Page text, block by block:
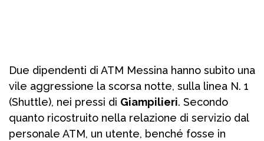
Due dipendenti di ATM Messina hanno subìto una
vile aggressione la scorsa notte, sulla linea N. 1
(Shuttle), nei pressi di Giampilieri. Secondo
quanto ricostruito nella relazione di servizio dal
personale ATM, un utente, benché fosse in